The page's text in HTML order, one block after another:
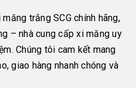
trắng SCG chính hãng,
– nhà cung cấp xi măng uy
Chúng tôi cam kết mang
giao hàng nhanh chóng và